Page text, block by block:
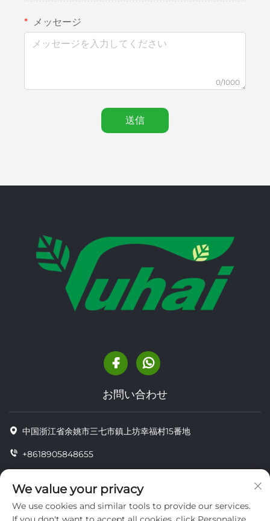
メッセージ
0/1000
送信
お問い合わせ
中国浙江省余姚市三七市鎮上坊幸福村15番地
+8618905848655
[email protected]
We value your privacy
We use cookies and similar tools to provide our services.